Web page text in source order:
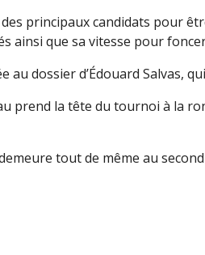
principaux candidats pour
ainsi que sa vitesse pour
au dossier d’Édouard Salvas,
prend la tête du tournoi à la
tout de même au